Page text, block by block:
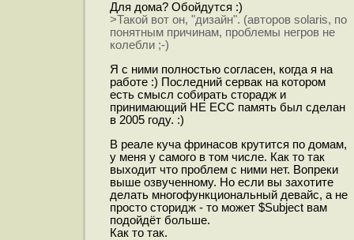
Для дома? Обойдутся :)
>Такой вот он, "дизайн". (авторов solaris, по
понятным причинам, проблемы негров не
колебли ;-)
Я с ними полностью согласен, когда я на
работе :) Последний сервак на котором
есть смысл собирать сторадж и
принимающий НЕ ECC память был сделан
в 2005 году. :)
В реале куча фринасов крутится по домам,
у меня у самого в том числе. Как то так
выходит что проблем с ними нет. Вопреки
выше озвученному. Но если вы захотите
делать многофункциональный девайс, а не
просто сторидж - то может $Subject вам
подойдёт больше.
Как то так.